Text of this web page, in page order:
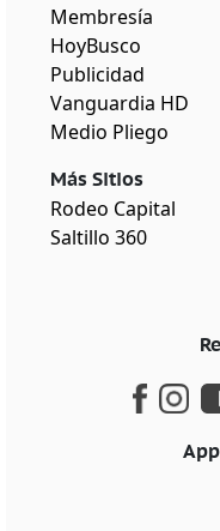
Membresía
HoyBusco
Publicidad
Vanguardia HD
Medio Pliego
Más Sitios
Rodeo Capital
Saltillo 360